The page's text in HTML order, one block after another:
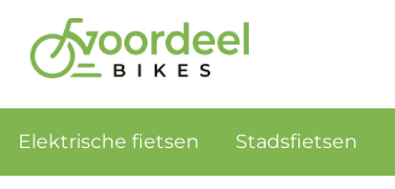
Elektrische fietsen Stadsfietsen